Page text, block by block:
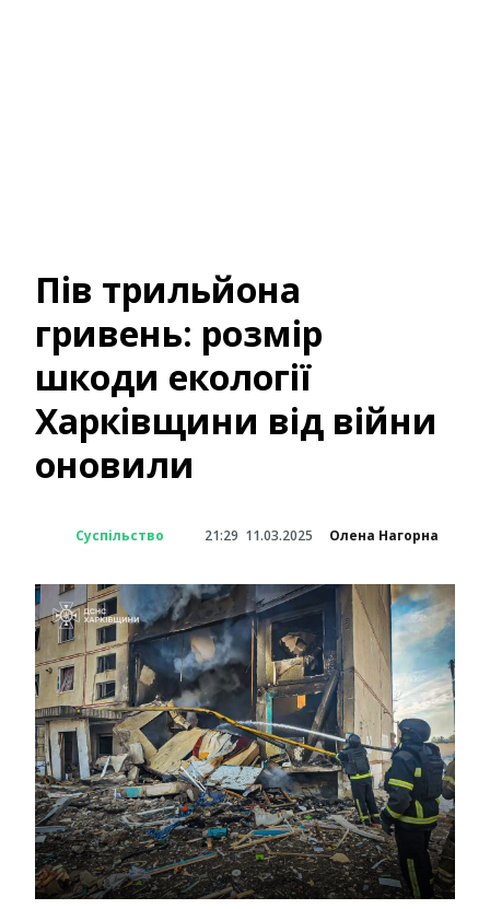
Пів трильйона
гривень: розмір
шкоди екології
Харківщини від війни
оновили
Суспільство 21:29 11.03.2025 Олена Нагорна